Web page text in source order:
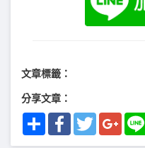
文章標籤：
分享文章：
Share FacebookTwitter